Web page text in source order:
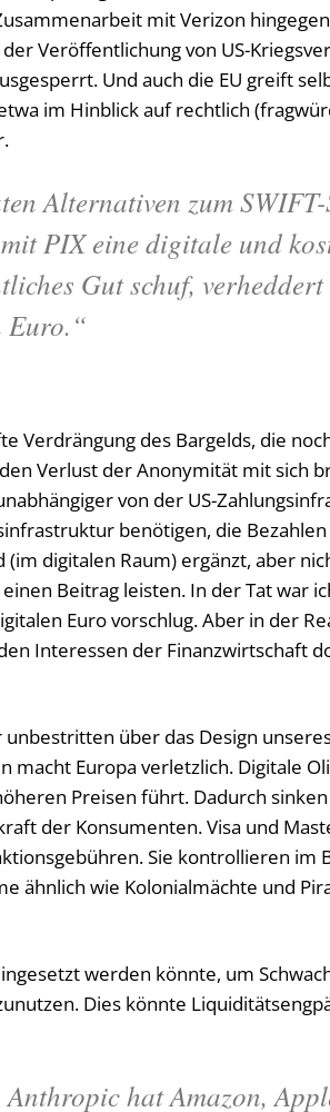
mit Verizon
Veröffentlichung von US-
Und auch die EU greift
im Hinblick auf rechtlich
Alternativen zum SWIFT-
PIX eine digitale und
Gut schuf,
Euro.“
Verdrängung des Bargelds, die
Verlust der Anonymität mit sich
von der US-
benötigen, die
digitalen Raum) ergänzt, aber
Beitrag leisten. In der Tat war
Euro vorschlug. Aber in der
Interessen der Finanzwirtschaft
über das Design
macht Europa verletzlich. Digitale
Preisen führt. Dadurch
der Konsumenten. Visa und
Sie kontrollieren im
ähnlich wie Kolonialmächte und
werden könnte, um
Dies könnte
hat Amazon,